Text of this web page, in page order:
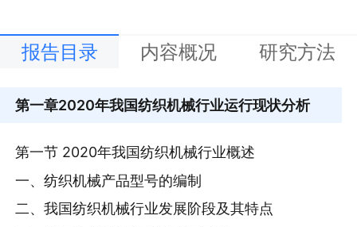
报告目录 内容概况 研究方法
第一章2020年我国纺织机械行业运行现状分析
第一节 2020年我国纺织机械行业概述
一、纺织机械产品型号的编制
二、我国纺织机械行业发展阶段及其特点